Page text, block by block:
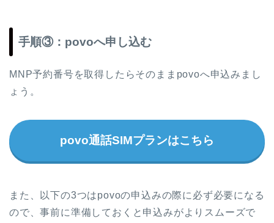
手順③：povoへ申し込む
MNP予約番号を取得したらそのままpovoへ申込みまし
ょう。
povo通話SIMプランはこちら
また、以下の3つはpovoの申込みの際に必ず必要になる
ので、事前に準備しておくと申込みがよりスムーズで